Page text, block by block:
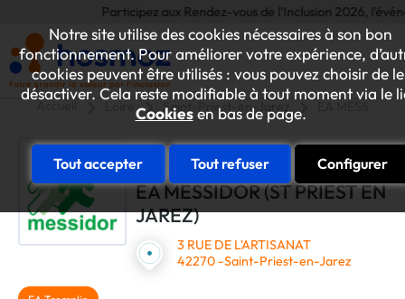
Notre site utilise des cookies nécessaires à son bon
fonctionnement. Pour améliorer votre expérience,
cookies peuvent être utilisés : vous pouvez choisir de
désactiver. Cela reste modifiable à tout moment via le
Cookiesen bas de page.
Tout accepter Tout refuser Configurer
Participez aux Rendez-vous de l'Inclusion 2026,
Accueil Saint-Priest-en-Jarez
EA MESSIDOR (ST PRIEST EN
JAREZ)
3 RUE DE L'ARTISANAT
42270 -Saint-Priest-en-Jarez